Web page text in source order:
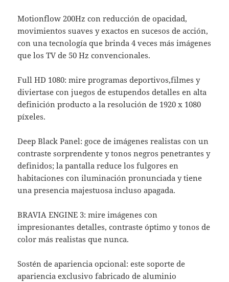
Motionflow 200Hz con reducción de opacidad,
movimientos suaves y exactos en sucesos de acción,
con una tecnología que brinda 4 veces más imágenes
que los TV de 50 Hz convencionales.
Full HD 1080: mire programas deportivos,filmes y
diviertase con juegos de estupendos detalles en alta
definición producto a la resolución de 1920 x 1080
píxeles.
Deep Black Panel: goce de imágenes realistas con un
contraste sorprendente y tonos negros penetrantes y
definidos; la pantalla reduce los fulgores en
habitaciones con iluminación pronunciada y tiene
una presencia majestuosa incluso apagada.
BRAVIA ENGINE 3: mire imágenes con
impresionantes detalles, contraste óptimo y tonos de
color más realistas que nunca.
Sostén de apariencia opcional: este soporte de
apariencia exclusivo fabricado de aluminio